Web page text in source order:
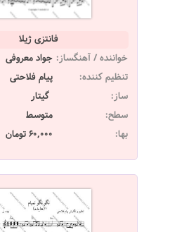
فانتزی ژیلا
خواننده / آهنگساز: جواد معروفی
تنظیم کننده:
پیام فلاحتی
ساز:
گیتار
سطح:
متوسط
بها:
60,000 تومان